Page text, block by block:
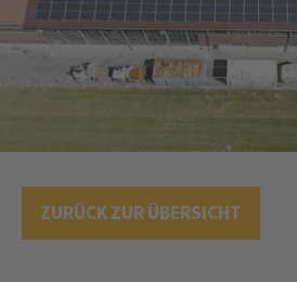
ZURÜCK ZUR ÜBERSICHT